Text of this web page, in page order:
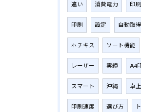
違い 消費電力 印
印刷 設定 自動取得
ホチキス ソート機能
レーザー 実績 A4
スマート 沖縄 卓上
印刷速度 選び方